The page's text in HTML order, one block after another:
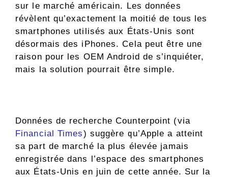
sur le marché américain. Les données
révèlent qu’exactement la moitié de tous les
smartphones utilisés aux États-Unis sont
désormais des iPhones. Cela peut être une
raison pour les OEM Android de s’inquiéter,
mais la solution pourrait être simple.
Données de recherche Counterpoint (via
Financial Times) suggère qu’Apple a atteint
sa part de marché la plus élevée jamais
enregistrée dans l’espace des smartphones
aux États-Unis en juin de cette année. Sur la